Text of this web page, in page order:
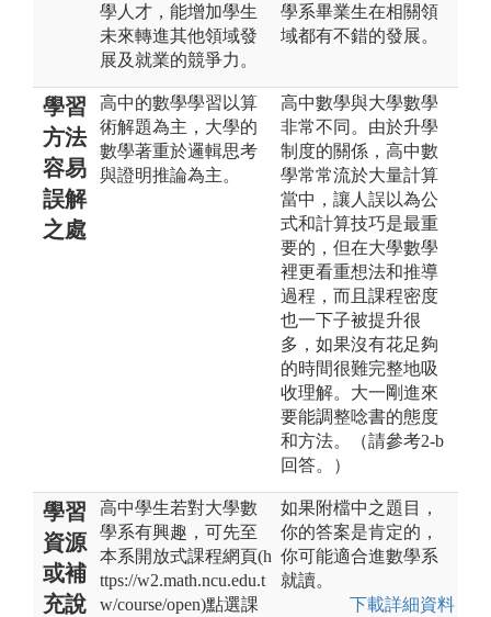
學人才，能增加學生
未來轉進其他領域發
展及就業的競爭力。
學系畢業生在相關領
域都有不錯的發展。
學習
方法
容易
誤解
之處
高中的數學學習以算
術解題為主，大學的
數學著重於邏輯思考
與證明推論為主。
高中數學與大學數學
非常不同。由於升學
制度的關係，高中數
學常常流於大量計算
當中，讓人誤以為公
式和計算技巧是最重
要的，但在大學數學
裡更看重想法和推導
過程，而且課程密度
也一下子被提升很
多，如果沒有花足夠
的時間很難完整地吸
收理解。大一剛進來
要能調整唸書的態度
和方法。（請參考2-b
回答。）
學習
資源
或補
充說
高中學生若對大學數
學系有興趣，可先至
本系開放式課程網頁(h
ttps://w2.math.ncu.edu.t
w/course/open)點選課
如果附檔中之題目，
你的答案是肯定的，
你可能適合進數學系
就讀。
下載詳細資料